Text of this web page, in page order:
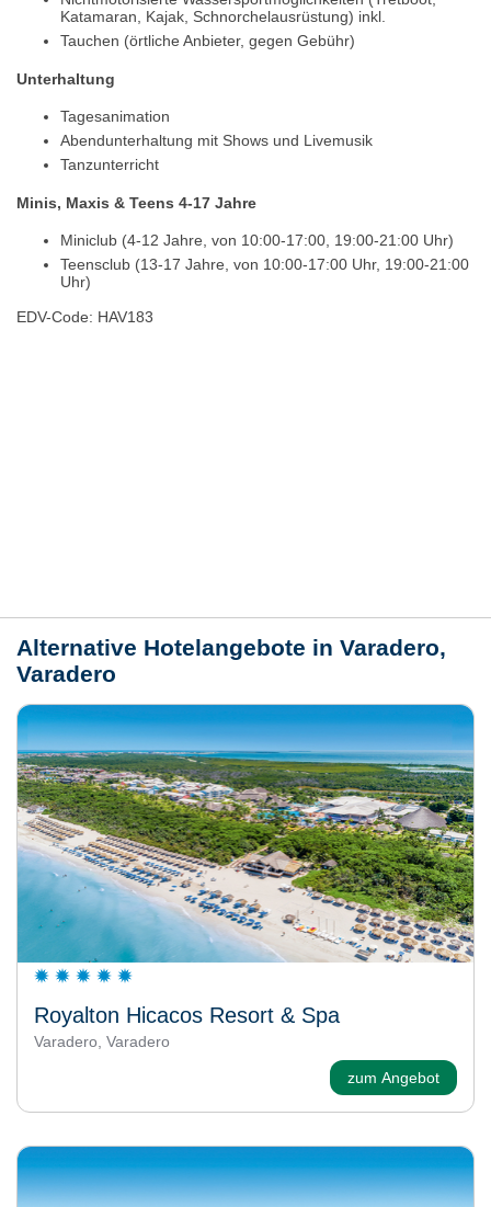
Katamaran, Kajak, Schnorchelausrüstung) inkl.
Tauchen (örtliche Anbieter, gegen Gebühr)
Unterhaltung
Tagesanimation
Abendunterhaltung mit Shows und Livemusik
Tanzunterricht
Minis, Maxis & Teens 4-17 Jahre
Miniclub (4-12 Jahre, von 10:00-17:00, 19:00-21:00 Uhr)
Teensclub (13-17 Jahre, von 10:00-17:00 Uhr, 19:00-21:00
Uhr)
EDV-Code: HAV183
Alternative Hotelangebote in Varadero,
Varadero
Royalton Hicacos Resort & Spa
Varadero, Varadero
zum Angebot